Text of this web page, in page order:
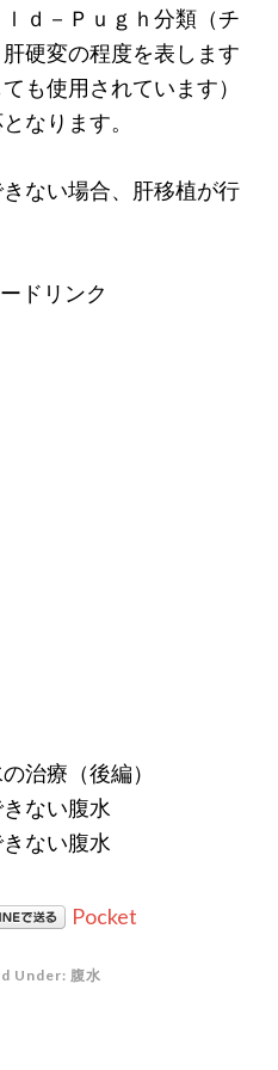
ｄ－Ｐｕｇｈ分類（チ
硬変の程度を表します
も使用されています）
なります。
ない場合、肝移植が行
ドリンク
治療（後編）
ない腹水
ない腹水
Pocket
Under: 腹水